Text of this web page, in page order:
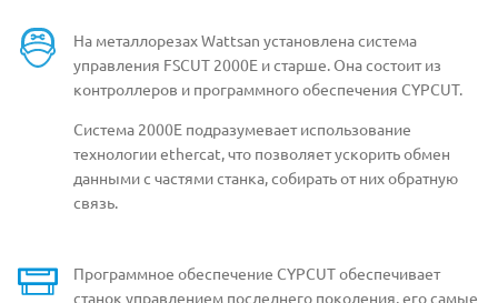
На металлорезах Wattsan установлена система
управления FSCUT 2000E и старше. Она состоит из
контроллеров и программного обеспечения CYPCUT.
Система 2000Е подразумевает использование
технологии ethercat, что позволяет ускорить обмен
данными с частями станка, собирать от них обратную
связь.
Программное обеспечение СYPCUT обеспечивает
станок управлением последнего поколения, его самые